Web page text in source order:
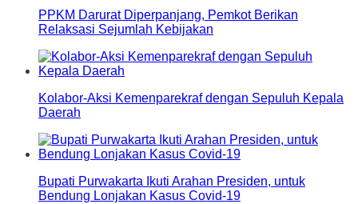
PPKM Darurat Diperpanjang, Pemkot Berikan
Relaksasi Sejumlah Kebijakan
Kolabor-Aksi Kemenparekraf dengan Sepuluh Kepala
Daerah
Bupati Purwakarta Ikuti Arahan Presiden, untuk
Bendung Lonjakan Kasus Covid-19